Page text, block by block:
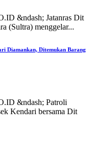
&ndash; Jatanras Dit
(Sultra) menggelar...
Diamankan, Ditemukan Barang
&ndash; Patroli
Kendari bersama Dit